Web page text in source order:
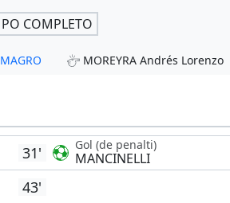
COMPLETO
MOREYRA Andrés Lorenzo
31' Gol (de penalti)
MANCINELLI
43'